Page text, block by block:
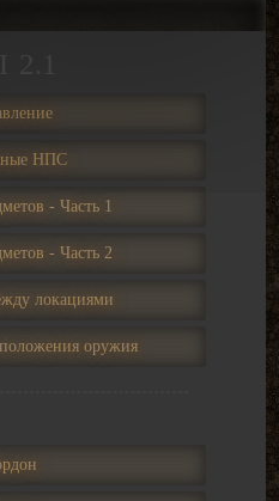
НПС
- Часть 1
- Часть 2
локациями
оружия